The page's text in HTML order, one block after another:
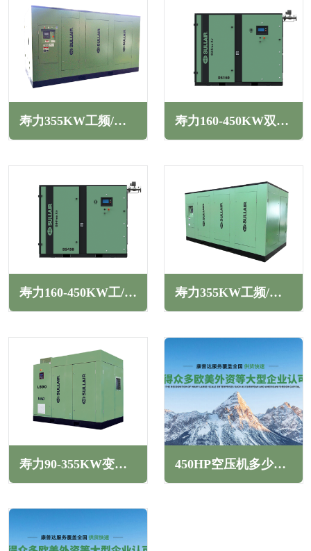
寿力355KW工频/变频螺杆空压机LS系列 寿力160-450KW双级压缩工/变频干式无油螺杆空压机DS系列
寿力160-450KW工/变频干式低压无油螺杆空压机DS系列 寿力355KW工频/变频二级压缩螺杆空压机TS系列
寿力90-355KW变频螺杆空压机LS系列 450HP空压机多少千瓦(450HP空压机产气量多少立方)